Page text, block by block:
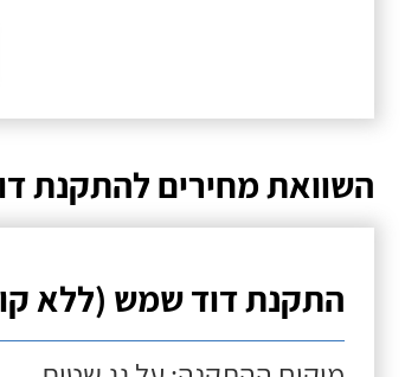
השוואת מחירים להתקנת
התקנת דוד שמש (ללא קולטים),